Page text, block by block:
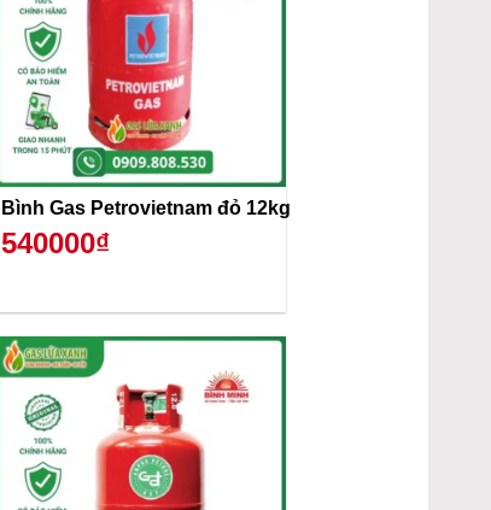
Bình Gas Petrovietnam đỏ 12kg
540000₫